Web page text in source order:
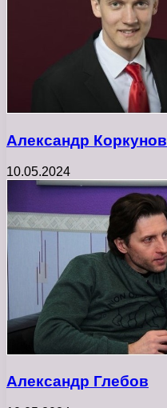
Александр Коркунов
10.05.2024
Александр Глебов